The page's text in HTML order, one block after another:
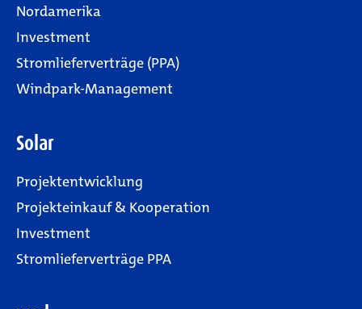
Nordamerika
Investment
Stromlieferverträge (PPA)
Windpark-Management
Solar
Projektentwicklung
Projekteinkauf & Kooperation
Investment
Stromlieferverträge PPA